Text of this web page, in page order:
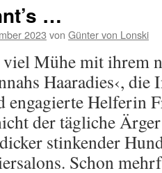
…
2023 von Günter von Lonski
viel Mühe mit ihrem
Haaradies‹,
engagierte Helferin
der tägliche
stinkender
Schon